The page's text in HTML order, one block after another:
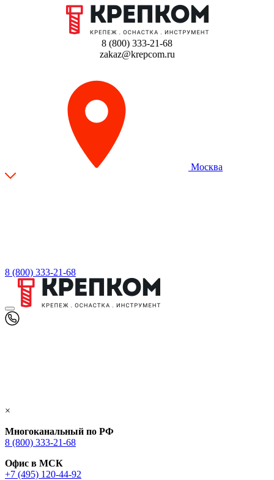
8 (800) 333-21-68
zakaz@krepcom.ru
Москва
8 (800) 333-21-68
×
Многоканальный по РФ
8 (800) 333‑21-68
Офис в МСК
+7 (495) 120-44-92